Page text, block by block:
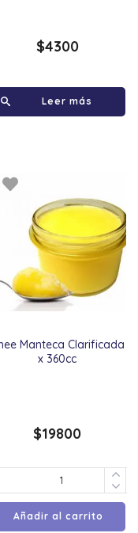
$4300
Leer más
Manteca Clarificada
x 360cc
$19800
Añadir al carrito